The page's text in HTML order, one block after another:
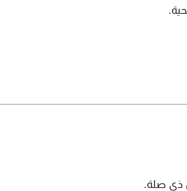
ذي صلة.